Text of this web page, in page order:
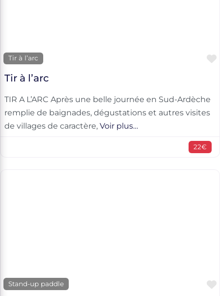
Tir à l’arc
Tir à l’arc
TIR A L’ARC Après une belle journée en Sud-Ardèche
remplie de baignades, dégustations et autres visites
de villages de caractère, Voir plus…
22€
Stand-up paddle